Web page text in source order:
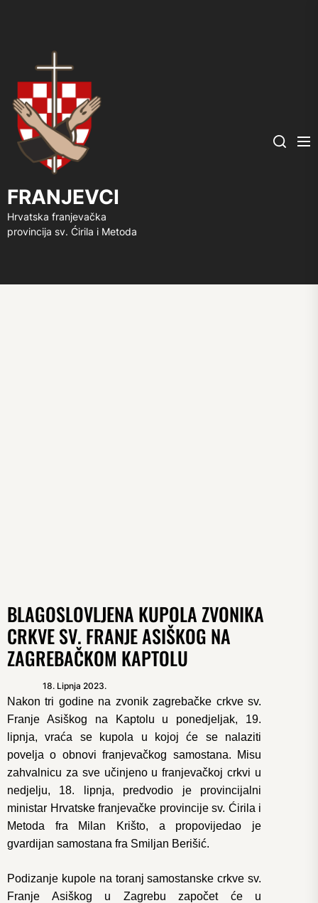
FRANJEVCI
Hrvatska franjevačka
provincija sv. Ćirila i Metoda
Search
BLAGOSLOVLJENA KUPOLA ZVONIKA
CRKVE SV. FRANJE ASIŠKOG NA
ZAGREBAČKOM KAPTOLU
18. Lipnja 2023.
Nakon tri godine na zvonik zagrebačke crkve sv.
Franje Asiškog na Kaptolu u ponedjeljak, 19.
lipnja, vraća se kupola u kojoj će se nalaziti
povelja o obnovi franjevačkog samostana. Misu
zahvalnicu za sve učinjeno u franjevačkoj crkvi u
nedjelju, 18. lipnja, predvodio je provincijalni
ministar Hrvatske franjevačke provincije sv. Ćirila i
Metoda fra Milan Krišto, a propovijedao je
gvardijan samostana fra Smiljan Berišić.
Podizanje kupole na toranj samostanske crkve sv.
Franje Asiškog u Zagrebu započet će u